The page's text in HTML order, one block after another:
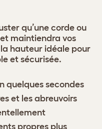
qu’une corde ou
maintiendra vos
hauteur idéale pour
et sécurisée.
quelques secondes
et les abreuvoirs
propres plus